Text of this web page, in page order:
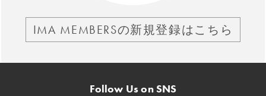
IMA MEMBERSの新規登録はこちら
Follow Us on SNS